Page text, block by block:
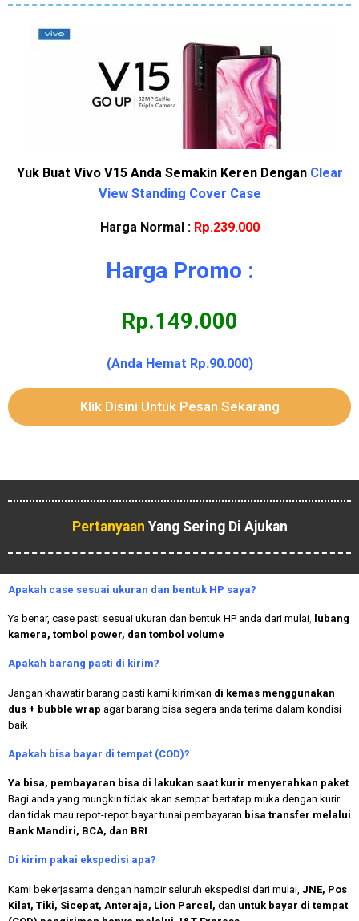
Yuk Buat Vivo V15 Anda Semakin Keren Dengan Clear
View Standing Cover Case
Harga Normal :Rp.239.000
Harga Promo :
Rp.149.000
(Anda Hemat Rp.90.000)
Klik Disini Untuk Pesan Sekarang
Pertanyaan Yang Sering Di Ajukan
Apakah case sesuai ukuran dan bentuk HP saya?
Ya benar, case pasti sesuai ukuran dan bentuk HP anda dari mulai, lubang
kamera, tombol power, dan tombol volume
Apakah barang pasti di kirim?
Jangan khawatir barang pasti kami kirimkan di kemas menggunakan
dus + bubble wrap agar barang bisa segera anda terima dalam kondisi
baik
Apakah bisa bayar di tempat (COD)?
Ya bisa, pembayaran bisa di lakukan saat kurir menyerahkan paket.
Bagi anda yang mungkin tidak akan sempat bertatap muka dengan kurir
dan tidak mau repot-repot bayar tunai pembayaran bisa transfer melalui
Bank Mandiri, BCA, dan BRI
Di kirim pakai ekspedisi apa?
Kami bekerjasama dengan hampir seluruh ekspedisi dari mulai, JNE, Pos
Kilat, Tiki, Sicepat, Anteraja, Lion Parcel, dan untuk bayar di tempat